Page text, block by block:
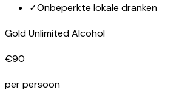
✓Onbeperkte lokale dranken
Gold Unlimited Alcohol
€90
per persoon